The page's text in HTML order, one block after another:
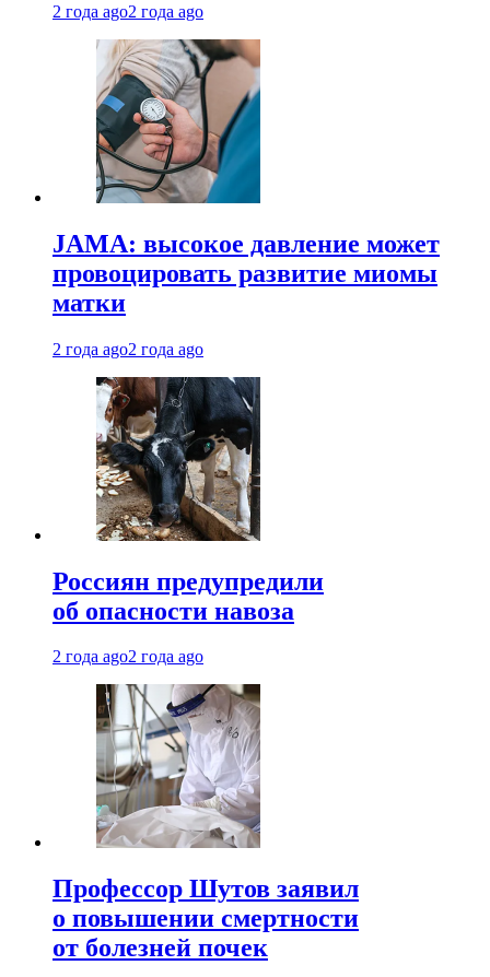
2 года ago2 года ago
JAMA: высокое давление может
провоцировать развитие миомы
матки
2 года ago2 года ago
Россиян предупредили
об опасности навоза
2 года ago2 года ago
Профессор Шутов заявил
о повышении смертности
от болезней почек